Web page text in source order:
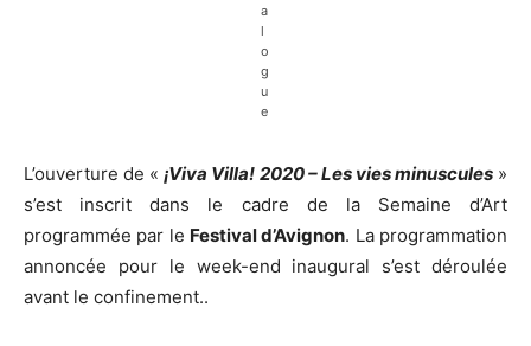
a
l
o
g
u
e
L’ouverture de «¡Viva Villa! 2020 – Les vies minuscules»
s’est inscrit dans le cadre de la Semaine d’Art
programmée par le Festival d’Avignon. La programmation
annoncée pour le week-end inaugural s’est déroulée
avant le confinement..